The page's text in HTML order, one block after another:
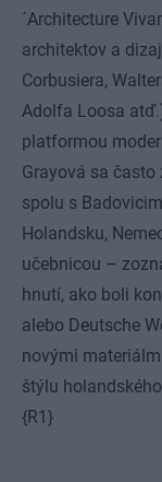
´Architecture
architektov a
Corbusiera,
Adolfa Loosa
platformou
Grayová sa
spolu s
Holandsku,
učebnicou –
hnutí, ako boli
alebo Deutsche
novými
štýlu
{R1}